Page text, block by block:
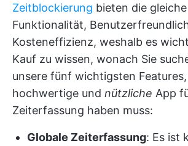
Zeitblockierung bieten die gleiche
Funktionalität,
Kosteneffizienz, weshalb es
Kauf zu wissen, wonach Sie
unsere fünf wichtigsten
hochwertige und nützliche App
Zeiterfassung haben muss:
Globale Zeiterfassung: Es ist